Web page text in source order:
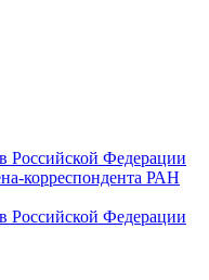
Российской Федерации
корреспондента РАН
Российской Федерации